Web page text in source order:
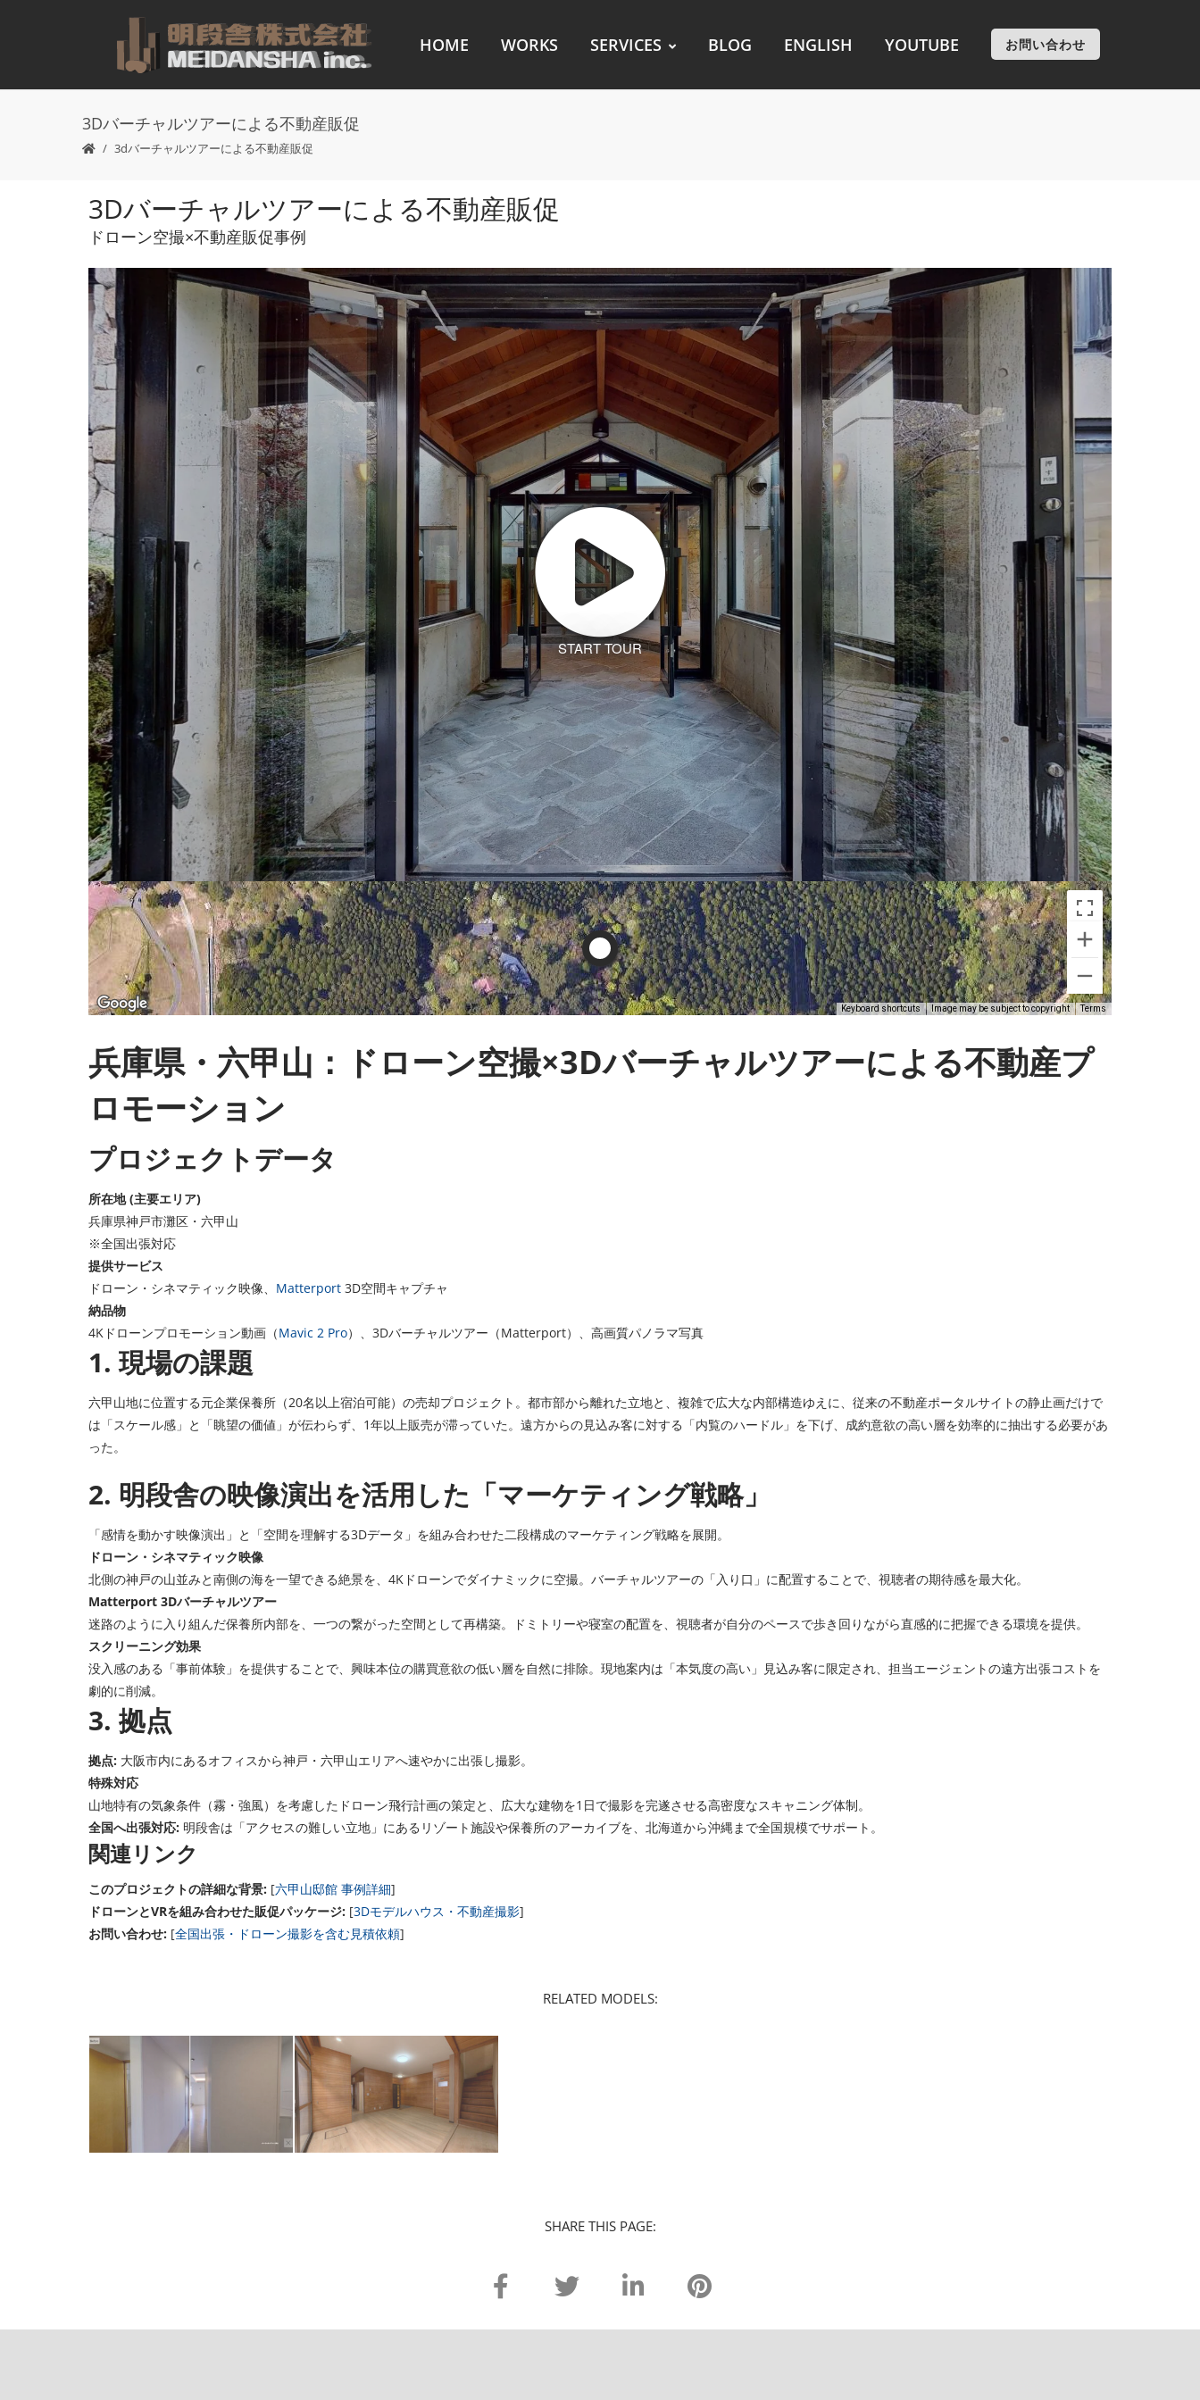
HOME WORKS SERVICES BLOG ENGLISH YOUTUBE お問い合わせ
3Dバーチャルツアーによる不動産販促
3dバーチャルツアーによる不動産販促
3Dバーチャルツアーによる不動産販促
ドローン空撮×不動産販促事例
START TOUR
Keyboard shortcuts Image may be subject to copyright Terms
兵庫県・六甲山：ドローン空撮×3Dバーチャルツアーによる不動産プ
ロモーション
プロジェクトデータ
所在地 (主要エリア)
兵庫県神戸市灘区・六甲山
※全国出張対応
提供サービス
ドローン・シネマティック映像、 Matterport 3D空間キャプチャ
納品物
4Kドローンプロモーション動画（Mavic 2 Pro）、3Dバーチャルツアー（Matterport）、高画質パノラマ写真
1. 現場の課題
六甲山地に位置する元企業保養所（20名以上宿泊可能）の売却プロジェクト。都市部から離れた立地と、複雑で広大な内部構造ゆえに、従来の不動産ポータルサイトの静止画だけで
は「スケール感」と「眺望の価値」が伝わらず、1年以上販売が滞っていた。遠方からの見込み客に対する「内覧のハードル」を下げ、成約意欲の高い層を効率的に抽出する必要があ
った。
2. 明段舎の映像演出を活用した「マーケティング戦略」
「感情を動かす映像演出」と「空間を理解する3Dデータ」を組み合わせた二段構成のマーケティング戦略を展開。
ドローン・シネマティック映像
北側の神戸の山並みと南側の海を一望できる絶景を、4Kドローンでダイナミックに空撮。バーチャルツアーの「入り口」に配置することで、視聴者の期待感を最大化。
Matterport 3Dバーチャルツアー
迷路のように入り組んだ保養所内部を、一つの繋がった空間として再構築。ドミトリーや寝室の配置を、視聴者が自分のペースで歩き回りながら直感的に把握できる環境を提供。
スクリーニング効果
没入感のある「事前体験」を提供することで、興味本位の購買意欲の低い層を自然に排除。現地案内は「本気度の高い」見込み客に限定され、担当エージェントの遠方出張コストを
劇的に削減。
3. 拠点
拠点:大阪市内にあるオフィスから神戸・六甲山エリアへ速やかに出張し撮影。
特殊対応
山地特有の気象条件（霧・強風）を考慮したドローン飛行計画の策定と、広大な建物を1日で撮影を完遂させる高密度なスキャニング体制。
全国へ出張対応:明段舎は「アクセスの難しい立地」にあるリゾート施設や保養所のアーカイブを、北海道から沖縄まで全国規模でサポート。
関連リンク
このプロジェクトの詳細な背景:[六甲山邸館 事例詳細]
ドローンとVRを組み合わせた販促パッケージ:[3Dモデルハウス・不動産撮影]
お問い合わせ:[全国出張・ドローン撮影を含む見積依頼]
RELATED MODELS:
SHARE THIS PAGE: